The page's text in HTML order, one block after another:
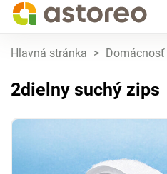
Hlavná stránka > Domácnosť
2dielny suchý zips